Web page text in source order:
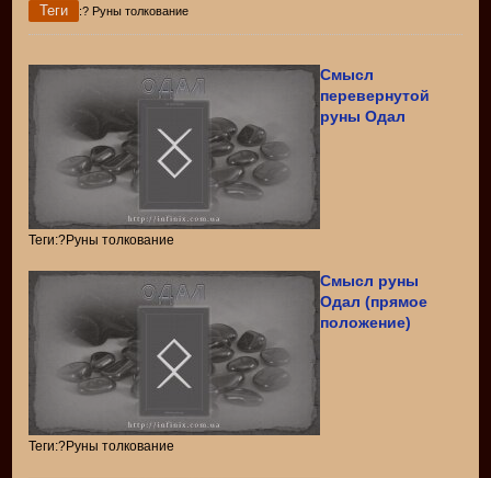
Теги :? Руны толкование
Смысл
перевернутой
руны Одал
Теги:?Руны толкование
Смысл руны
Одал (прямое
положение)
Теги:?Руны толкование